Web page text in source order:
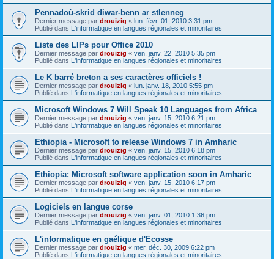
Pennadoù-skrid diwar-benn ar stlenneg
Dernier message par drouizig « lun. févr. 01, 2010 3:31 pm
Publié dans L'informatique en langues régionales et minoritaires
Liste des LIPs pour Office 2010
Dernier message par drouizig « ven. janv. 22, 2010 5:35 pm
Publié dans L'informatique en langues régionales et minoritaires
Le K barré breton a ses caractères officiels !
Dernier message par drouizig « lun. janv. 18, 2010 5:55 pm
Publié dans L'informatique en langues régionales et minoritaires
Microsoft Windows 7 Will Speak 10 Languages from Africa
Dernier message par drouizig « ven. janv. 15, 2010 6:21 pm
Publié dans L'informatique en langues régionales et minoritaires
Ethiopia - Microsoft to release Windows 7 in Amharic
Dernier message par drouizig « ven. janv. 15, 2010 6:18 pm
Publié dans L'informatique en langues régionales et minoritaires
Ethiopia: Microsoft software application soon in Amharic
Dernier message par drouizig « ven. janv. 15, 2010 6:17 pm
Publié dans L'informatique en langues régionales et minoritaires
Logiciels en langue corse
Dernier message par drouizig « ven. janv. 01, 2010 1:36 pm
Publié dans L'informatique en langues régionales et minoritaires
L'informatique en gaélique d'Ecosse
Dernier message par drouizig « mer. déc. 30, 2009 6:22 pm
Publié dans L'informatique en langues régionales et minoritaires